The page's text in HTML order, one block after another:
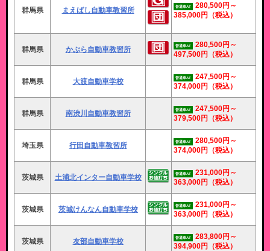
群馬県 まえばし自動車教習所 普通車AT
280,500円～
385,000円
（税込）
群馬県 かぶら自動車教習所 普通車AT
280,500円～
497,500円
（税込）
群馬県 大渡自動車学校 普通車AT
247,500円～
374,000円
（税込）
群馬県 南渋川自動車教習所 普通車AT
247,500円～
379,500円
（税込）
埼玉県 行田自動車教習所 普通車AT
280,500円～
374,000円
（税込）
茨城県 土浦北インター自動車学校 普通車AT
231,000円～
363,000円
（税込）
茨城県 茨城けんなん自動車学校 普通車AT
231,000円～
363,000円
（税込）
茨城県 友部自動車学校 普通車AT
283,800円～
394,900円
（税込）